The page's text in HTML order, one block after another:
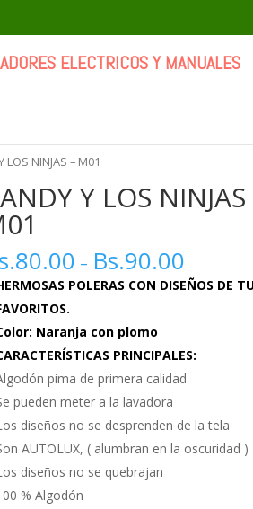
ELECTRICOS Y MANUALES
LOS NINJAS – M01
Y LOS NINJAS
80.00 – Bs.90.00
POLERAS CON DISEÑOS DE
Naranja con plomo
PRINCIPALES:
pima de primera calidad
pueden meter a la lavadora
diseños no se desprenden de la tela
AUTOLUX, ( alumbran en la oscuridad )
diseños no se quebrajan
% Algodón